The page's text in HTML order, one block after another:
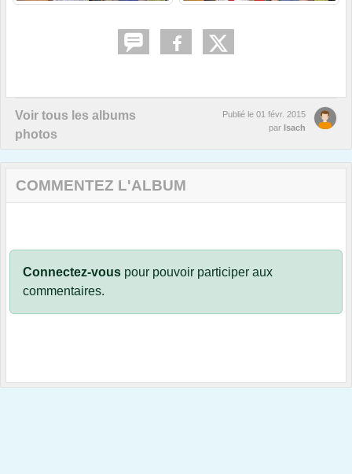
Voir tous les albums
photos
Publié le 01 févr. 2015
par Isach
COMMENTEZ L'ALBUM
Connectez-vous pour pouvoir participer aux
commentaires.